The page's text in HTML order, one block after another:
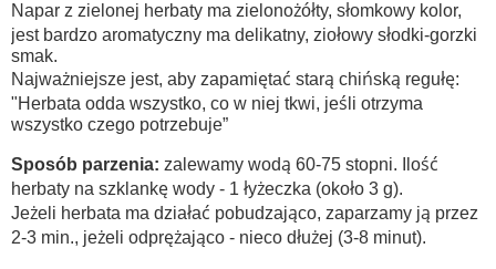
Napar z zielonej herbaty ma zielonożółty, słomkowy kolor,
jest bardzo aromatyczny ma delikatny, ziołowy słodki-gorzki
smak.
Najważniejsze jest, aby zapamiętać starą chińską regułę:
"Herbata odda wszystko, co w niej tkwi, jeśli otrzyma
wszystko czego potrzebuje”
Sposób parzenia: zalewamy wodą 60-75 stopni. Ilość
herbaty na szklankę wody - 1 łyżeczka (około 3 g).
Jeżeli herbata ma działać pobudzająco, zaparzamy ją przez
2-3 min., jeżeli odprężająco - nieco dłużej (3-8 minut).